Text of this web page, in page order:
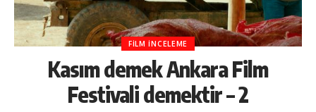
FILM İNCELEME
Kasım demek Ankara Film
Festivali demektir – 2